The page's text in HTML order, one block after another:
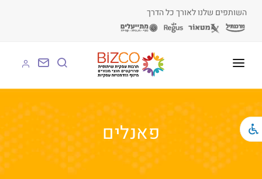
השותפים שלנו לאורך כל הדרך
על BIZCO
BIZCO לעסקים
BIZCO לרשויות
פאנלים